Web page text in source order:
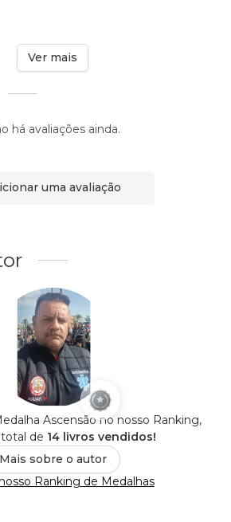
Ver mais
há avaliações ainda.
uma avaliação
Ascensão no nosso Ranking,
de 14 livros vendidos!
Mais sobre o autor
Ranking de Medalhas